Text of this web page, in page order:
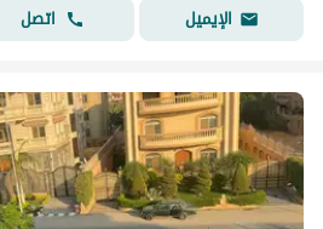
الإيميل
اتصل